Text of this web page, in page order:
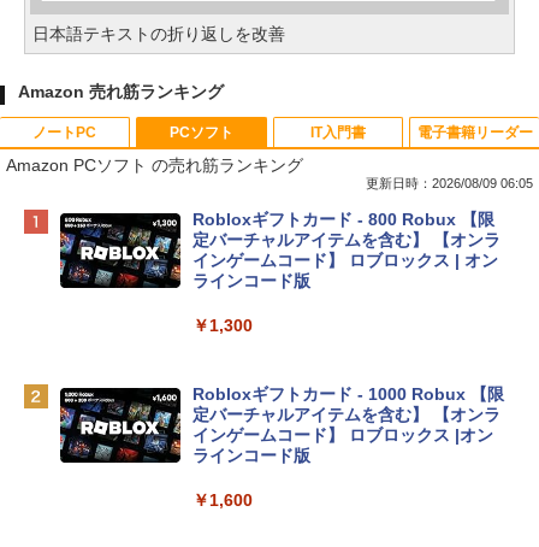
日本語テキストの折り返しを改善
Amazon 売れ筋ランキング
ノートPC
Apple 2026 MacBook Neo A18 Proチッ
プ搭載13インチノートブック：AIとAppl
e Intelligenceのために設計、Liquid Ret
inaディスプレイ、8GBユニファイドメモ
eTime HDカメラ、Touch ID - インディ
￥137,800
tomtoc 360°保護 15.6 16インチ パソコ
book Lenovo対応
PCソフト
Amazon PCソフト の売れ筋ランキング
更新日時：2026/08/09 06:05
Robloxギフトカード - 800 Robux 【限
定バーチャルアイテムを含む】 【オンラ
インゲームコード】 ロブロックス | オン
ラインコード版
￥1,300
Robloxギフトカード - 1000 Robux 【限
定バーチャルアイテムを含む】 【オンラ
インゲームコード】 ロブロックス |オン
ラインコード版
￥1,600
IT入門書 電子書籍リーダー